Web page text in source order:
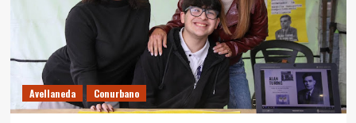
Avellaneda Conurbano